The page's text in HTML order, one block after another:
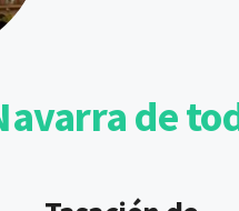
de